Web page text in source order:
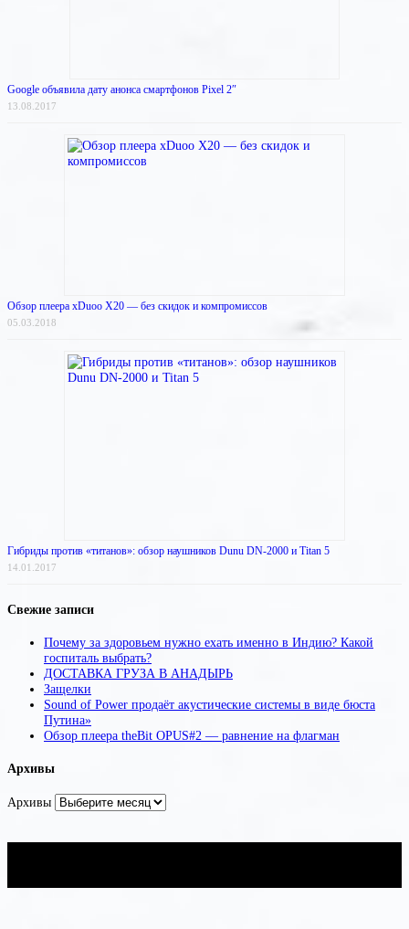
Google объявила дату анонса смартфонов Pixel 2″
13.08.2017
Обзор плеера xDuoo X20 — без скидок и компромиссов
05.03.2018
Гибриды против «титанов»: обзор наушников Dunu DN-2000 и Titan 5
14.01.2017
Свежие записи
Почему за здоровьем нужно ехать именно в Индию? Какой
госпиталь выбрать?
ДОСТАВКА ГРУЗА В АНАДЫРЬ
Защелки
Sound of Power продаёт акустические системы в виде бюста
Путина»
Обзор плеера theBit OPUS#2 — равнение на флагман
Архивы
Архивы